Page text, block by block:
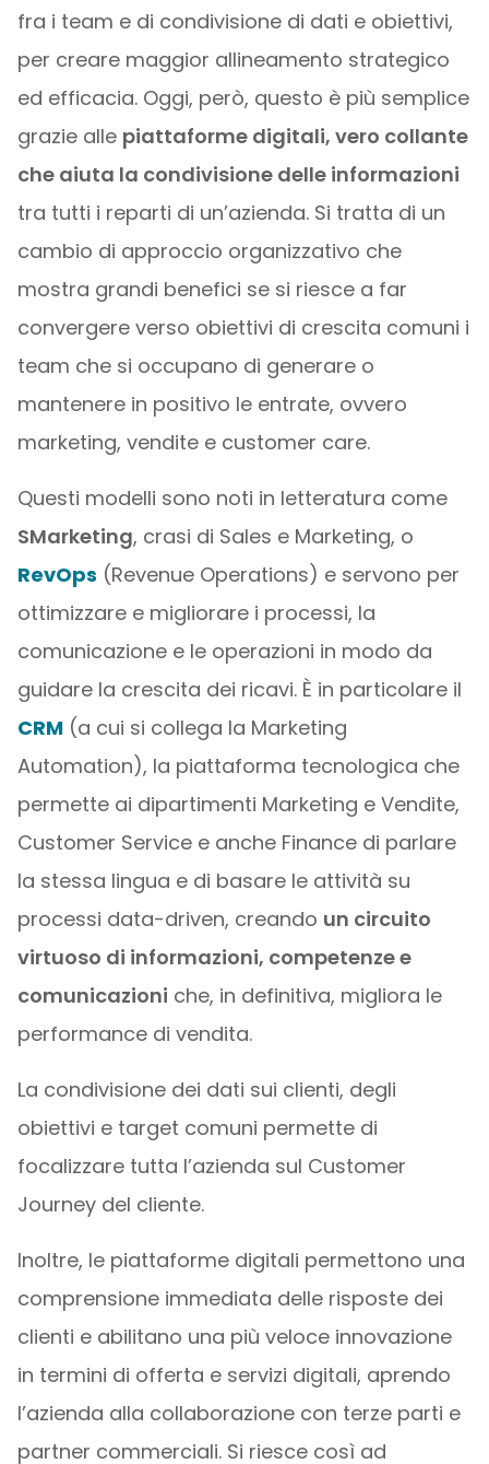
fra i team e di condivisione di dati e obiettivi,
per creare maggior allineamento strategico
ed efficacia. Oggi, però, questo è più semplice
grazie alle piattaforme digitali, vero collante
che aiuta la condivisione delle informazioni
tra tutti i reparti di un’azienda. Si tratta di un
cambio di approccio organizzativo che
mostra grandi benefici se si riesce a far
convergere verso obiettivi di crescita comuni i
team che si occupano di generare o
mantenere in positivo le entrate, ovvero
marketing, vendite e customer care.
Questi modelli sono noti in letteratura come
SMarketing, crasi di Sales e Marketing, o
RevOps (Revenue Operations) e servono per
ottimizzare e migliorare i processi, la
comunicazione e le operazioni in modo da
guidare la crescita dei ricavi. È in particolare il
CRM(a cui si collega la Marketing
Automation), la piattaforma tecnologica che
permette ai dipartimenti Marketing e Vendite,
Customer Service e anche Finance di parlare
la stessa lingua e di basare le attività su
processi data-driven, creando un circuito
virtuoso di informazioni, competenze e
comunicazioni che, in definitiva, migliora le
performance di vendita.
La condivisione dei dati sui clienti, degli
obiettivi e target comuni permette di
focalizzare tutta l’azienda sul Customer
Journey del cliente.
Inoltre, le piattaforme digitali permettono una
comprensione immediata delle risposte dei
clienti e abilitano una più veloce innovazione
in termini di offerta e servizi digitali, aprendo
l’azienda alla collaborazione con terze parti e
partner commerciali. Si riesce così ad